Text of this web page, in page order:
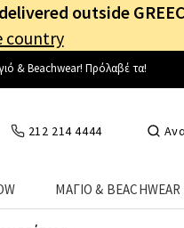
outside
country
! Συνδέσου κι επωφελήσου
212 214 4444
ΜΑΓΙΟ & BEACHWEAR
Μεγάλα Μεγέθη
έως 5XL που